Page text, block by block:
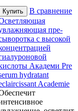
В сравнение
пре-
с высокой
Академи Pre
hydratant
Academie